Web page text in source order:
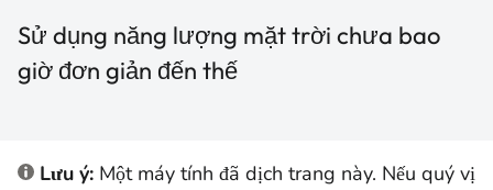
Sử dụng năng lượng mặt trời chưa bao
giờ đơn giản đến thế
Lưu ý: Một máy tính đã dịch trang này. Nếu quý vị